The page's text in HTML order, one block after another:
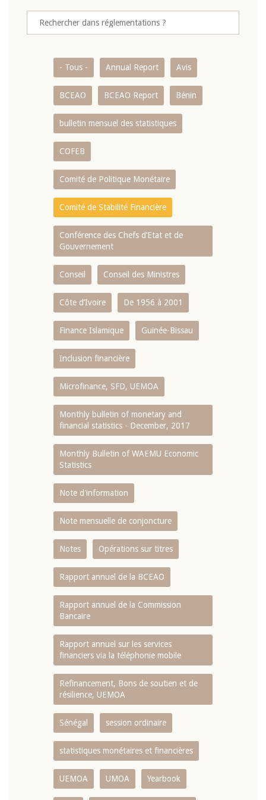
- Tous - Annual Report Avis
BCEAO BCEAO Report Bénin
bulletin mensuel des statistiques
COFEB
Comité de Politique Monétaire
Comité de Stabilité Financière
Conférence des Chefs d’Etat et de
Gouvernement
Conseil Conseil des Ministres
Côte d’Ivoire De 1956 à 2001
Finance Islamique Guinée-Bissau
Inclusion financière
Microfinance, SFD, UEMOA
Monthly bulletin of monetary and
financial statistics - December, 2017
Monthly Bulletin of WAEMU Economic
Statistics
Note d'information
Note mensuelle de conjoncture
Notes Opérations sur titres
Rapport annuel de la BCEAO
Rapport annuel de la Commission
Bancaire
Rapport annuel sur les services
financiers via la téléphonie mobile
Refinancement, Bons de soutien et de
résilience, UEMOA
Sénégal session ordinaire
statistiques monétaires et financières
UEMOA UMOA Yearbook